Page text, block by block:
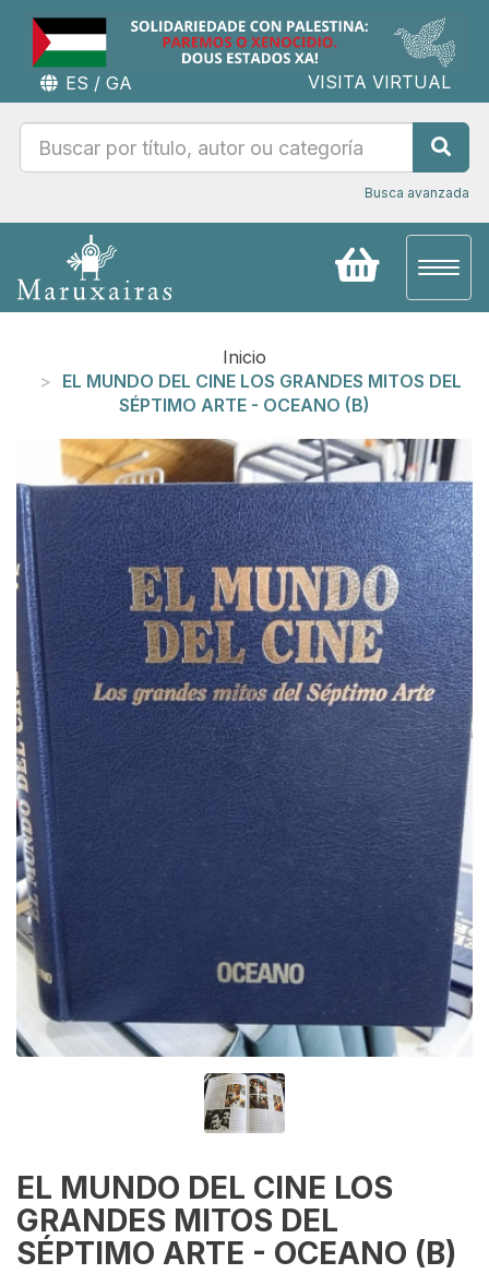
ES / GA VISITA VIRTUAL
Busca avanzada
Inicio
EL MUNDO DEL CINE LOS GRANDES MITOS DEL
SÉPTIMO ARTE - OCEANO (B)
EL MUNDO DEL CINE LOS
GRANDES MITOS DEL
SÉPTIMO ARTE - OCEANO (B)